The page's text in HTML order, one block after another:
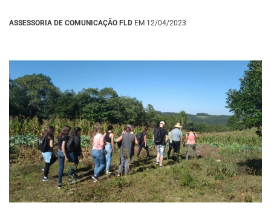
ASSESSORIA DE COMUNICAÇÃO FLD EM 12/04/2023